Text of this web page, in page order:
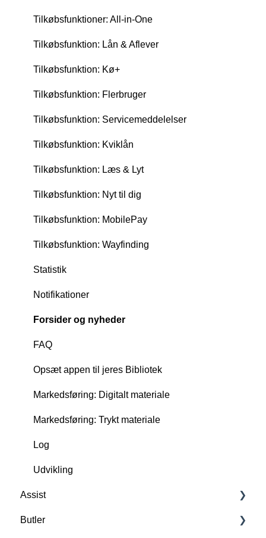
Tilkøbsfunktioner: All-in-One
Tilkøbsfunktion: Lån & Aflever
Tilkøbsfunktion: Kø+
Tilkøbsfunktion: Flerbruger
Tilkøbsfunktion: Servicemeddelelser
Tilkøbsfunktion: Kviklån
Tilkøbsfunktion: Læs & Lyt
Tilkøbsfunktion: Nyt til dig
Tilkøbsfunktion: MobilePay
Tilkøbsfunktion: Wayfinding
Statistik
Notifikationer
Forsider og nyheder
FAQ
Opsæt appen til jeres Bibliotek
Markedsføring: Digitalt materiale
Markedsføring: Trykt materiale
Log
Udvikling
Assist
Forstå Assist
Butler